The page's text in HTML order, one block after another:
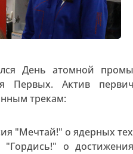
День атомной
Первых. Актив
трекам:
"Мечтай!" о ядерных
"Гордись!" о